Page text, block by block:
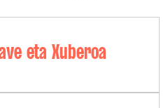
eta Xuberoa